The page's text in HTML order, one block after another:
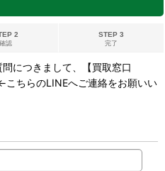
2
確認
STEP 3
完了
につきまして、【買取窓口
ちらのLINEへご連絡をお願いい